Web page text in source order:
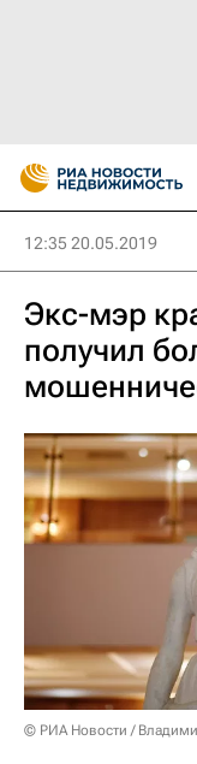
12:35 20.05.2019
Экс-мэр
получил
© РИА Новости /